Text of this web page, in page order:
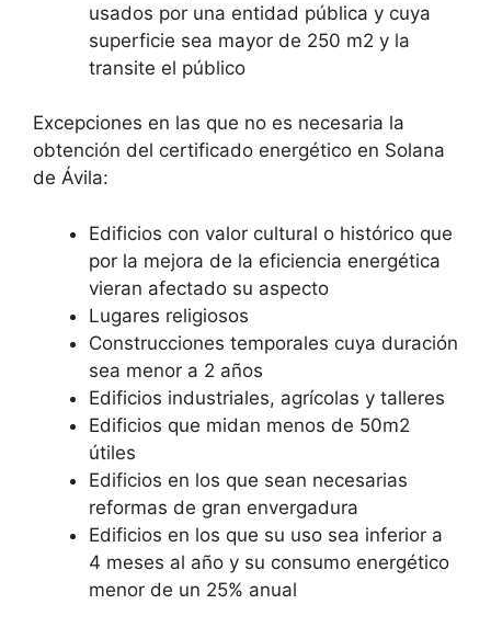
usados por una entidad pública y cuya
superficie sea mayor de 250 m2 y la
transite el público
Excepciones en las que no es necesaria la
obtención del certificado energético en Solana
de Ávila:
Edificios con valor cultural o histórico que
por la mejora de la eficiencia energética
vieran afectado su aspecto
Lugares religiosos
Construcciones temporales cuya duración
sea menor a 2 años
Edificios industriales, agrícolas y talleres
Edificios que midan menos de 50m2
útiles
Edificios en los que sean necesarias
reformas de gran envergadura
Edificios en los que su uso sea inferior a
4 meses al año y su consumo energético
menor de un 25% anual